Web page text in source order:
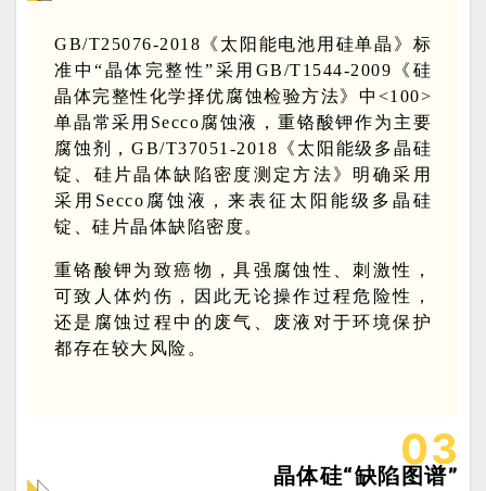
GB/T25076-2018《太阳能电池用硅单晶》标
准中“晶体完整性”采用GB/T1544-2009《硅
晶体完整性化学择优腐蚀检验方法》中<100>
单晶常采用Secco腐蚀液，重铬酸钾作为主要
腐蚀剂，GB/T37051-2018《太阳能级多晶硅
锭、硅片晶体缺陷密度测定方法》明确采用
采用Secco腐蚀液，来表征太阳能级多晶硅
锭、硅片晶体缺陷密度。
重铬酸钾为致癌物，具强腐蚀性、刺激性，
可致人体灼伤，因此无论操作过程危险性，
还是腐蚀过程中的废气、废液对于环境保护
都存在较大风险。
03
晶体硅“缺陷图谱”